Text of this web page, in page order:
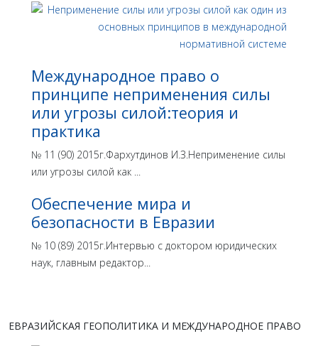
Международное право о
принципе неприменения силы
или угрозы силой:теория и
практика
№ 11 (90) 2015г.Фархутдинов И.З.Неприменение силы
или угрозы силой как ...
Обеспечение мира и
безопасности в Евразии
№ 10 (89) 2015г.Интервью с доктором юридических
наук, главным редактор...
ЕВРАЗИЙСКАЯ ГЕОПОЛИТИКА И МЕЖДУНАРОДНОЕ ПРАВО